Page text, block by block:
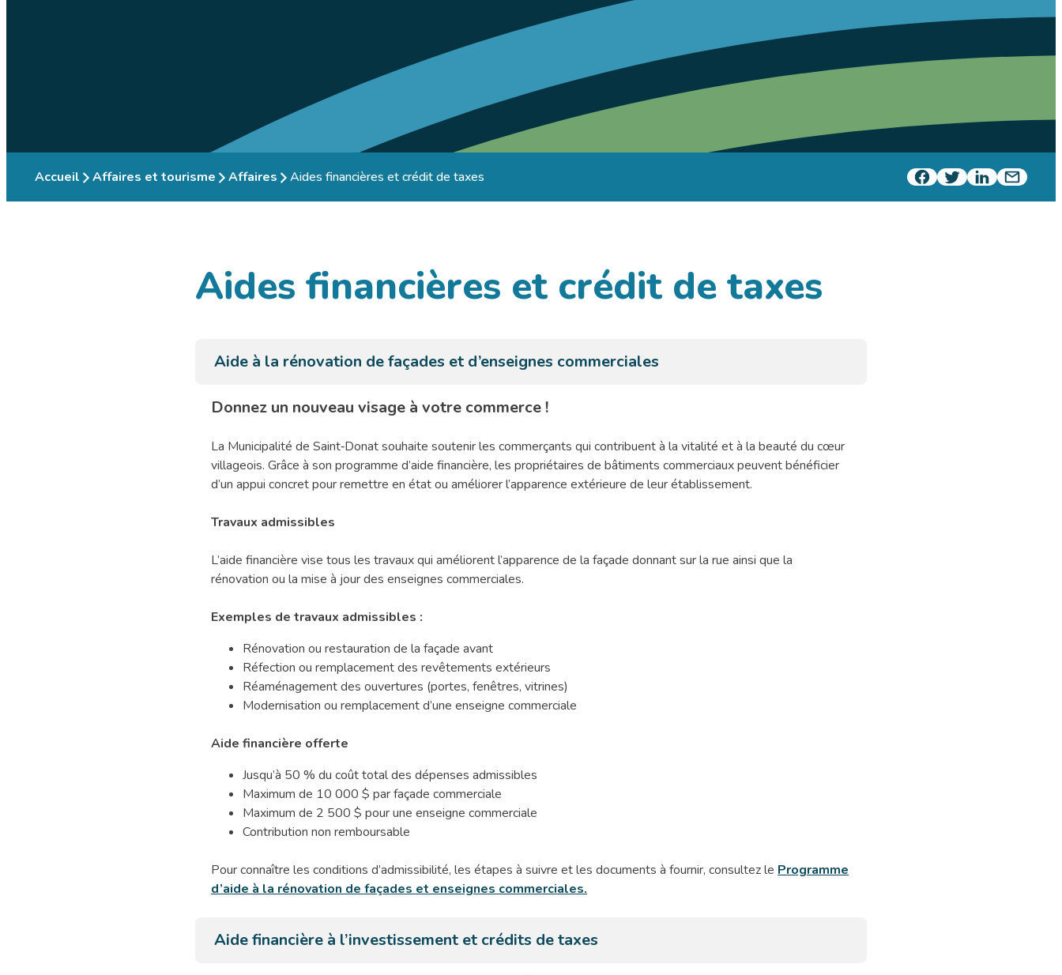
Accueil Affaires et tourisme Affaires Aides financières et crédit de taxes
Aides financières et crédit de taxes
Aide à la rénovation de façades et d’enseignes commerciales
Donnez un nouveau visage à votre commerce !
La Municipalité de Saint‑Donat souhaite soutenir les commerçants qui contribuent à la vitalité et à la beauté du cœur
villageois. Grâce à son programme d’aide financière, les propriétaires de bâtiments commerciaux peuvent bénéficier
d’un appui concret pour remettre en état ou améliorer l’apparence extérieure de leur établissement.
Travaux admissibles
L’aide financière vise tous les travaux qui améliorent l’apparence de la façade donnant sur la rue ainsi que la
rénovation ou la mise à jour des enseignes commerciales.
Exemples de travaux admissibles :
Rénovation ou restauration de la façade avant
Réfection ou remplacement des revêtements extérieurs
Réaménagement des ouvertures (portes, fenêtres, vitrines)
Modernisation ou remplacement d’une enseigne commerciale
Aide financière offerte
Jusqu’à 50 % du coût total des dépenses admissibles
Maximum de 10 000 $ par façade commerciale
Maximum de 2 500 $ pour une enseigne commerciale
Contribution non remboursable
Pour connaître les conditions d’admissibilité, les étapes à suivre et les documents à fournir, consultez le Programme
d’aide à la rénovation de façades et enseignes commerciales.
Aide financière à l’investissement et crédits de taxes